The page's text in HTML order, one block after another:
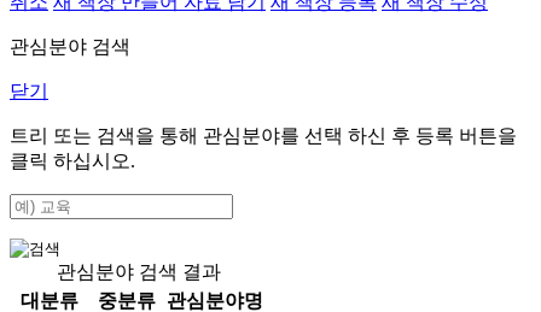
관심분야 검색
닫기
트리 또는 검색을 통해 관심분야를 선택 하신 후 등록 버튼을
클릭 하십시오.
관심분야 검색 결과
대분류
중분류
관심분야명